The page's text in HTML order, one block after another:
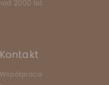
2000 lat.
Kontakt
Współpraca